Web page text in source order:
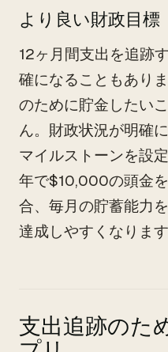
より良い財政目標
12ヶ月間支出を追跡
確になることもあり
のために貯金したい
ん。財政状況が明確
マイルストーンを設
年で$10,000の頭金
合、毎月の貯蓄能力
達成しやすくなります
支出追跡のた